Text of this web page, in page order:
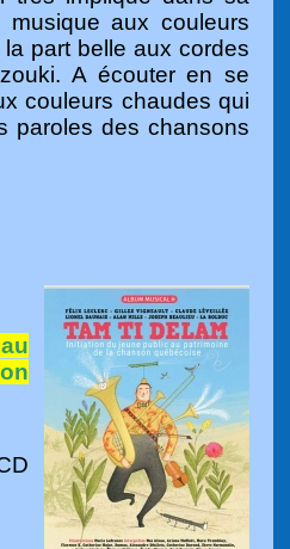
aux couleurs
part belle aux cordes
A écouter en se
couleurs chaudes qui
paroles des chansons